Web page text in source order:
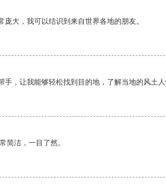
大，我可以结识到来自世界各地的朋友。
手，让我能够轻松找到目的地，了解当地的风土
简洁，一目了然。